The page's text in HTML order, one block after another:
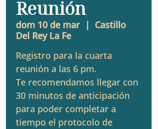
Reunión
dom 10 de mar
  |
Castillo
Del Rey La Fe
Registro para la cuarta
reunión a las 6 pm.
Te recomendamos llegar con
30 minutos de anticipación
para poder completar a
tiempo el protocolo de